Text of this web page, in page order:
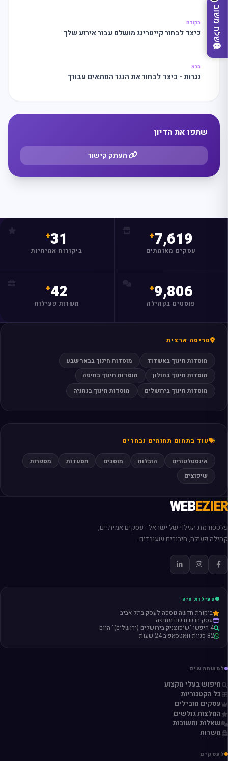
הקודם
כיצד לבחור קייטרינג מושלם עבור אירוע שלך
הבא
נגרות - כיצד לבחור את הנגר המתאים עבורך
שתפו את הדיון
העתק קישור
שלח משוב
7,619
עסקים מאומתים
31
ביקורות אמיתיות
9,806
פוסטים בקהילה
42
משרות פעילות
פריסה ארצית
מוסדות חינוך באשדוד
מוסדות חינוך בבאר שבע
מוסדות חינוך בחולון
מוסדות חינוך בחיפה
מוסדות חינוך בירושלים
מוסדות חינוך בנתניה
עוד בתחום תחומים נבחרים
אינסטלטורים הובלות מוסכים מסעדות
מספרות
שיפוצים
WEBEZIER
פלטפורמת הגילוי של ישראל - עסקים אמיתיים,
קהילה פעילה, חיבורים שעובדים.
פעילות חיה
ביקורת חדשה נוספה לעסק בתל אביב
עסק חדש נרשם מחיפה
4 חיפשו "שיפוצניק בירושלים (ירושלים)" היום
82 פניות וואטסאפ ב-24 שעות
למשתמשים
חיפוש בעלי מקצוע
כל הקטגוריות
עסקים מובילים
המלצות גולשים
שאלות ותשובות
משרות
לעסקים